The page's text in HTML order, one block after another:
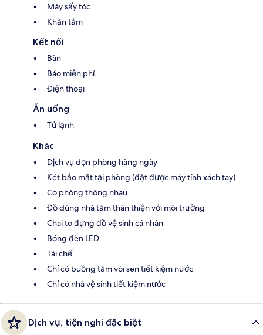
Máy sấy tóc
Khăn tắm
Kết nối
Bàn
Báo miễn phí
Điện thoại
Ăn uống
Tủ lạnh
Khác
Dịch vụ dọn phòng hàng ngày
Két bảo mật tại phòng (đặt được máy tính xách tay)
Có phòng thông nhau
Đồ dùng nhà tắm thân thiện với môi trường
Chai to đựng đồ vệ sinh cá nhân
Bóng đèn LED
Tái chế
Chỉ có buồng tắm vòi sen tiết kiệm nước
Chỉ có nhà vệ sinh tiết kiệm nước
Dịch vụ, tiện nghi đặc biệt